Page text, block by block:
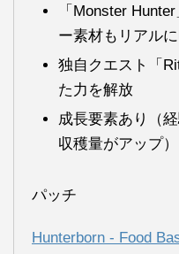
「Monster
ー素材もリアル
独自クエスト「
た力を解放
成長要素あり（
収穫量がアップ）
パッチ
Hunterborn - Food